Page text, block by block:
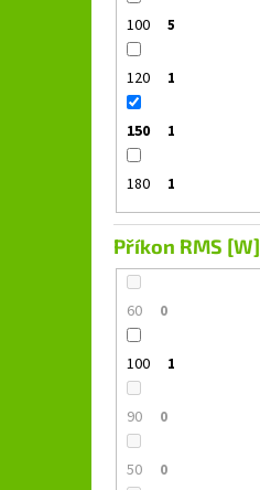
100 5
120 1
150 1
180 1
Příkon RMS [W]
60 0
100 1
90 0
50 0